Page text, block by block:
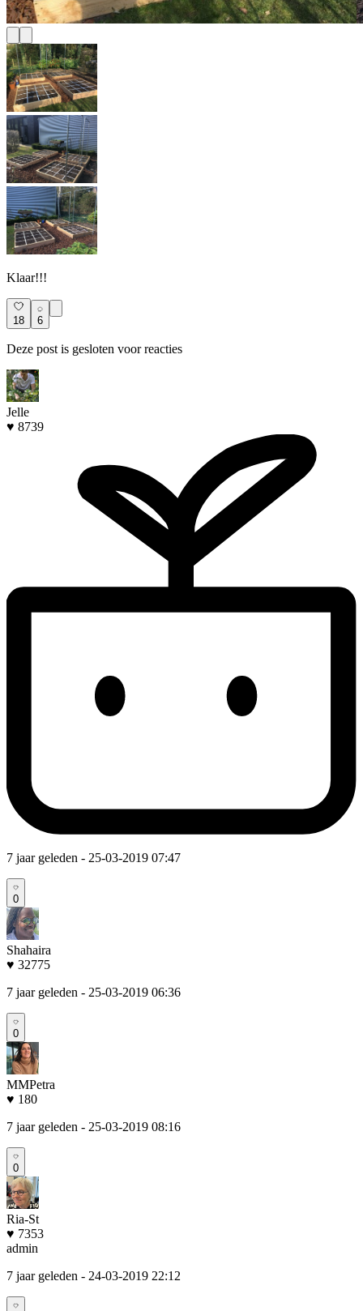
Klaar!!!
18 6
Deze post is gesloten voor reacties
Jelle
♥ 8739
7 jaar geleden - 25-03-2019 07:47
0
Shahaira
♥ 32775
7 jaar geleden - 25-03-2019 06:36
0
MMPetra
♥ 180
7 jaar geleden - 25-03-2019 08:16
0
Ria-St
♥ 7353
admin
7 jaar geleden - 24-03-2019 22:12